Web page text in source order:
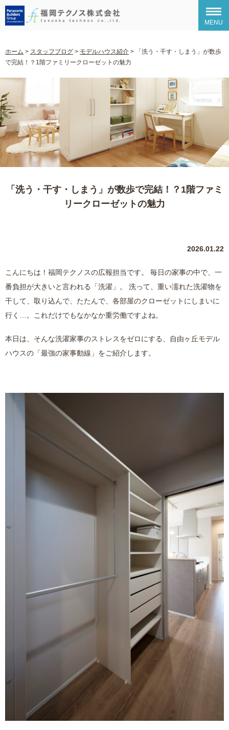
MENU
ホーム > スタッフブログ > モデルハウス紹介 >
「洗う・干す・しまう」が数歩
で完結！？1階ファミリークローゼットの魅力
「洗う・干す・しまう」が数歩で完結！？1階ファミ
リークローゼットの魅力
2026.01.22
こんにちは！福岡テクノスの広報担当です。 毎日の家事の中で、一
番負担が大きいと言われる「洗濯」。 洗って、重い濡れた洗濯物を
干して、取り込んで、たたんで、各部屋のクローゼットにしまいに
行く…。これだけでもなかなか重労働ですよね。
本日は、そんな洗濯家事のストレスをゼロにする、自由ヶ丘モデル
ハウスの「最強の家事動線」をご紹介します。